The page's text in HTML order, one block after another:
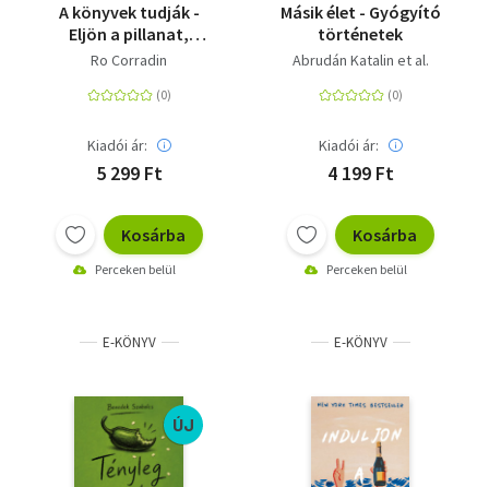
A könyvek tudják -
Eljön a pillanat,
amikor a kezünkbe
Ro Corradin
Kiadói ár:
5 299 Ft
Kosárba
Perceken belül
Másik élet - Gyógyító
történetek
Abrudán Katalin et al.
Kiadói ár:
4 199 Ft
Kosárba
Perceken belül
E-KÖNYV
ÚJ
E-KÖNYV